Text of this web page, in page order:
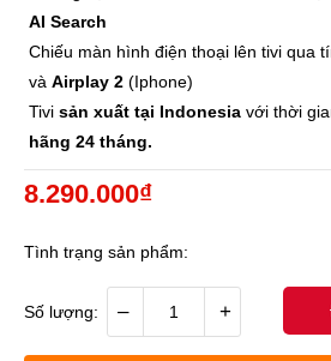
AI Search
Chiếu màn hình điện thoại lên tivi qua
và Airplay 2 (Iphone)
Tivi sản xuất tại Indonesia với thời
hãng 24 tháng.
8.290.000₫
Tình trạng sản phẩm:
Số lượng: – +